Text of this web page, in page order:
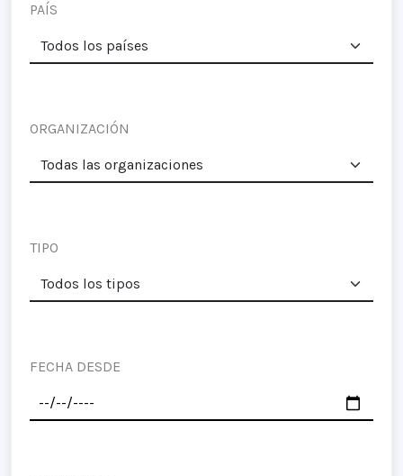
PAÍS
ORGANIZACIÓN
TIPO
FECHA DESDE